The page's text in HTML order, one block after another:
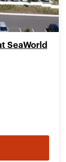
SeaWorld